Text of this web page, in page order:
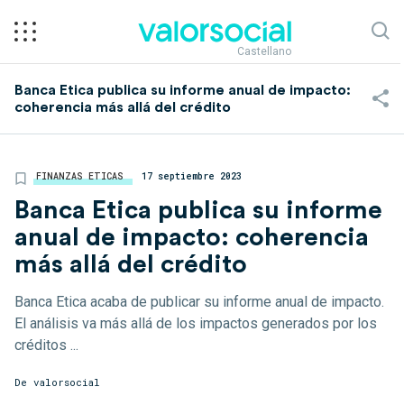
Castellano
Banca Etica publica su informe anual de impacto:
coherencia más allá del crédito
FINANZAS ETICAS 17 septiembre 2023
Banca Etica publica su informe
anual de impacto: coherencia
más allá del crédito
Banca Etica acaba de publicar su informe anual de impacto.
El análisis va más allá de los impactos generados por los
créditos ...
De valorsocial